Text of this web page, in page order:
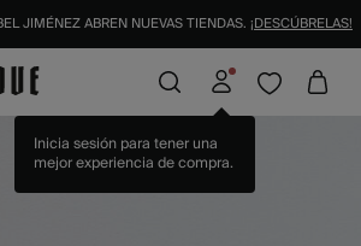
JIMÉNEZ ABREN NUEVAS TIENDAS. ¡DESCÚBRELAS!